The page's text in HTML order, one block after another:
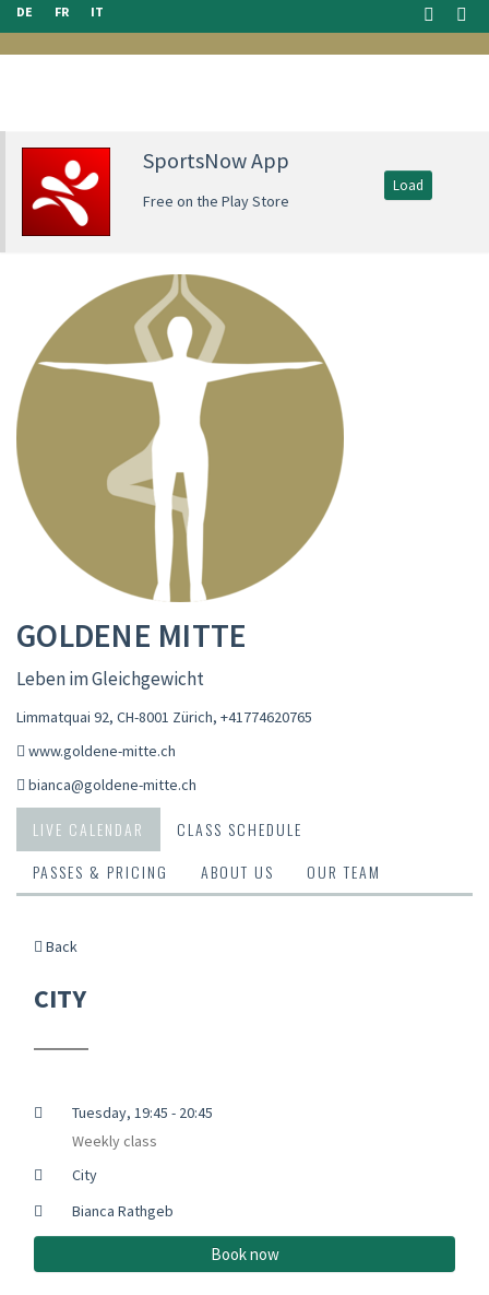
DE FR IT
SportsNow App
Free on the Play Store
Load
GOLDENE MITTE
Leben im Gleichgewicht
Limmatquai 92, CH-8001 Zürich, +41774620765
www.goldene-mitte.ch
bianca@goldene-mitte.ch
LIVE CALENDAR
CLASS SCHEDULE
PASSES & PRICING
ABOUT US OUR TEAM
Back
CITY
Tuesday, 19:45 - 20:45
Weekly class
City
Bianca Rathgeb
Book now